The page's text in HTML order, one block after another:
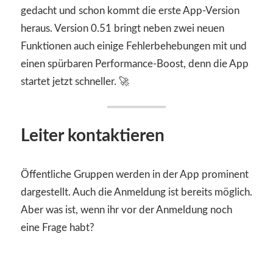
gedacht und schon kommt die erste App-Version
heraus. Version 0.51 bringt neben zwei neuen
Funktionen auch einige Fehlerbehebungen mit und
einen spürbaren Performance-Boost, denn die App
startet jetzt schneller. 🚀
Leiter kontaktieren
Öffentliche Gruppen werden in der App prominent
dargestellt. Auch die Anmeldung ist bereits möglich.
Aber was ist, wenn ihr vor der Anmeldung noch
eine Frage habt?